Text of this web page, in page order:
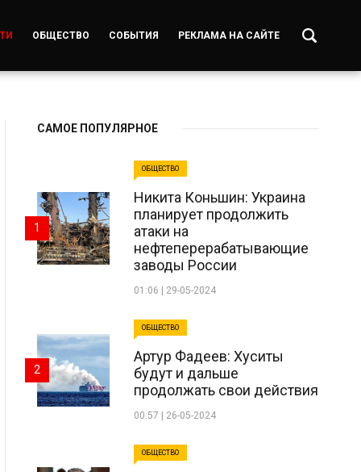
ОБЩЕСТВО СОБЫТИЯ РЕКЛАМА НА САЙТЕ
САМОЕ ПОПУЛЯРНОЕ
ОБЩЕСТВО
Никита Коньшин: Украина
планирует продолжить
атаки на
нефтеперерабатывающие
заводы России
01:06 | 29-05-2024
1
ОБЩЕСТВО
Артур Фадеев: Хуситы
будут и дальше
продолжать свои действия
00:57 | 26-05-2024
2
ОБЩЕСТВО